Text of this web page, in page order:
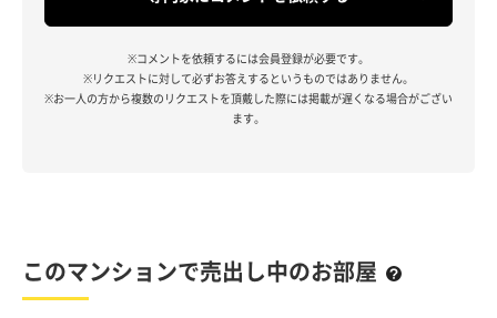
※コメントを依頼するには会員登録が必要です。
※リクエストに対して必ずお答えするというものではありません。
※お一人の方から複数のリクエストを頂戴した際には掲載が遅くなる場合がござい
ます。
このマンションで売出し中のお部屋